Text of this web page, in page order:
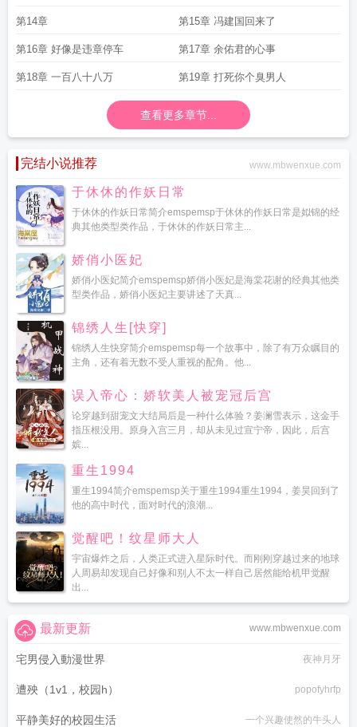
第14章 第15章 冯建国回来了
第16章 好像是违章停车 第17章 余佑君的心事
第18章 一百八十八万 第19章 打死你个臭男人
查看更多章节...
完结小说推荐 www.mbwenxue.com
于休休的作妖日常
于休休的作妖日常简介emspemsp于休休的作妖日常是姒锦的经
典其他类型类作品，于休休的作妖日常主...
娇俏小医妃
娇俏小医妃简介emspemsp娇俏小医妃是海棠花谢的经典其他类
型类作品，娇俏小医妃主要讲述了天真...
锦绣人生[快穿]
锦绣人生快穿简介emspemsp每一个故事中，除了有万众瞩目的
主角，还有着无数不受人重视的配角。他...
误入帝心：娇软美人被宠冠后宫
论穿越到甜宠文大结局后是一种什么体验？姜澜雪表示，这金手
指压根没用。原身入宫三月，却从未见过宣宁帝，因此，后宫
嫔...
重生1994
重生1994简介emspemsp关于重生1994重生1994，姜昊回到了
他的高中时代，面对时代的浪潮...
觉醒吧！纹星师大人
宇宙爆炸之后，人类正式进入星际时代。而刚刚穿越过来的地球
人周易却发现自己好像和别人不太一样自己居然能给机甲觉醒
出...
www.mbwenxue.com
最新更新
宅男侵入動漫世界 夜神月牙
遭殃（1v1，校园h） popofyhrfp
平静美好的校园生活 一个兴趣使然的牛头人